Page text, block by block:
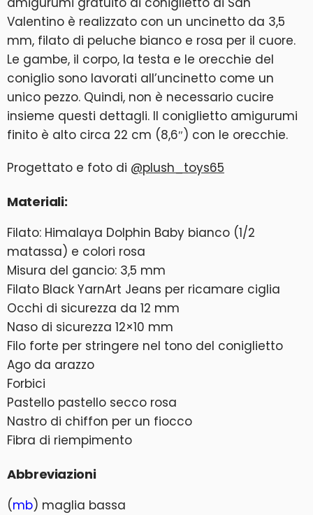
Valentino è realizzato con un uncinetto da 3,5
mm, filato di peluche bianco e rosa per il cuore.
Le gambe, il corpo, la testa e le orecchie del
coniglio sono lavorati all’uncinetto come un
unico pezzo. Quindi, non è necessario cucire
insieme questi dettagli. Il coniglietto amigurumi
finito è alto circa 22 cm (8,6″) con le orecchie.
Progettato e foto di @plush_toys65
Materiali:
Filato: Himalaya Dolphin Baby bianco (1/2
matassa) e colori rosa
Misura del gancio: 3,5 mm
Filato Black YarnArt Jeans per ricamare ciglia
Occhi di sicurezza da 12 mm
Naso di sicurezza 12×10 mm
Filo forte per stringere nel tono del coniglietto
Ago da arazzo
Forbici
Pastello pastello secco rosa
Nastro di chiffon per un fiocco
Fibra di riempimento
Abbreviazioni
(mb) maglia bassa